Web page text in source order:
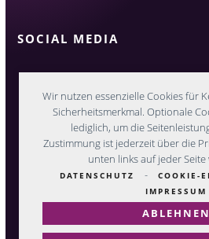
Wir nutzen essenzielle Cookies für
Sicherheitsmerkmal. Optionale
lediglich, um die
Zustimmung ist jederzeit über die
unten links auf jeder
DATENSCHUTZ - COOKIE-
IMPRESSUM
ABLEHNEN
SOCIAL MEDIA